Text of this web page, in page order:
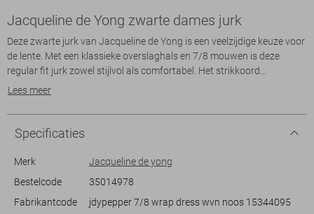
Jacqueline de Yong zwarte dames jurk
Deze zwarte jurk van Jacqueline de Yong is een veelzijdige keuze voor
de lente. Met een klassieke overslaghals en 7/8 mouwen is deze
regular fit jurk zowel stijlvol als comfortabel. Het strikkoord
accentueert je taille op een subtiele manier, waardoor je een flatterend
gelegenheden, zonder in te boeten op elegantie.
De jurk past perfect bij diverse outfits en is makkelijk te combineren
met zowel sneakers voor een meer ontspannen look als met hakken
voor een zonnige dag, terwijl je met de veelzijdige stijl zowel overdag
als ’s avonds goed voor de dag komt. Voeg deze stijlvolle toevoeging
Lees meer
Specificaties
Merk
Jacqueline de yong
Bestelcode
35014978
Fabrikantcode
jdypepper 7/8 wrap dress wvn noos 15344095